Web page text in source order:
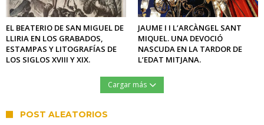
EL BEATERIO DE SAN MIGUEL DE
LLIRIA EN LOS GRABADOS,
ESTAMPAS Y LITOGRAFÍAS DE
LOS SIGLOS XVIII Y XIX.
JAUME I I L’ARCÀNGEL SANT
MIQUEL. UNA DEVOCIÓ
NASCUDA EN LA TARDOR DE
L’EDAT MITJANA.
Cargar más
POST ALEATORIOS